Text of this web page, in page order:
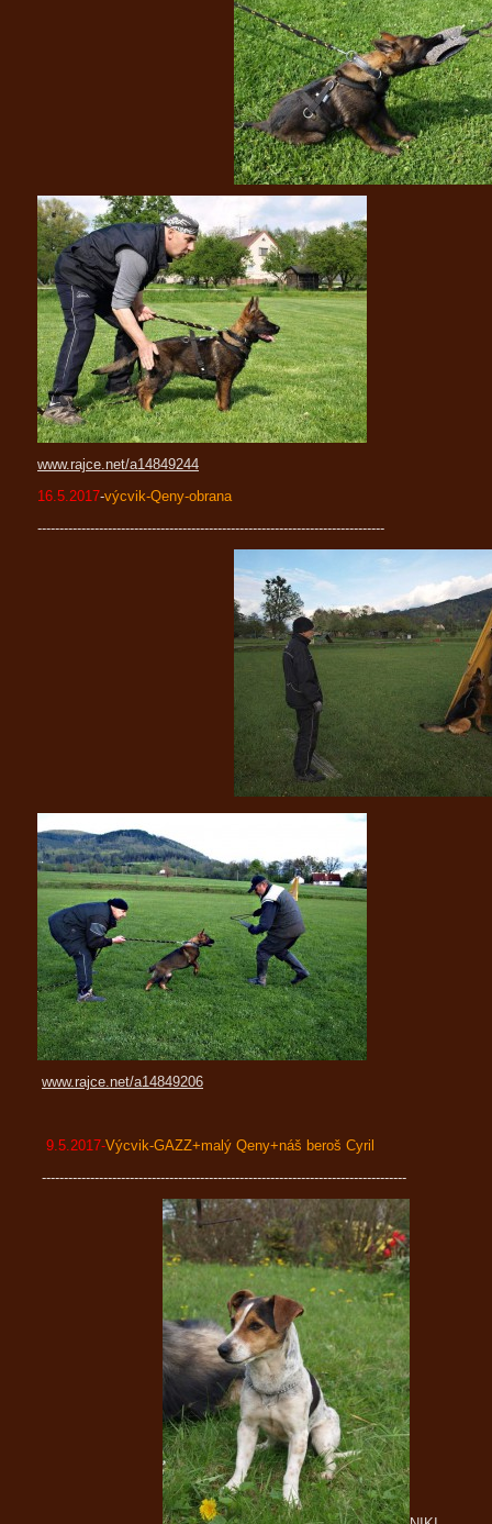
www.rajce.net/a14849244
16.5.2017-výcvik-Qeny-obrana
-------------------------------------------------------------------------------
www.rajce.net/a14849206
9.5.2017-Výcvik-GAZZ+malý Qeny+náš beroš Cyril
-----------------------------------------------------------------------------------